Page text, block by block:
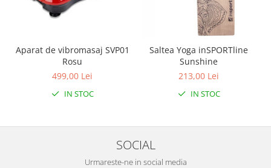
Aparat de vibromasaj SVP01
Rosu
499,00 Lei
IN STOC
Saltea Yoga inSPORTline
Sunshine
213,00 Lei
IN STOC
SOCIAL
Urmareste-ne in social media